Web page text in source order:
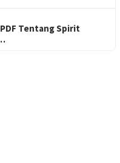
Tentang Spirit